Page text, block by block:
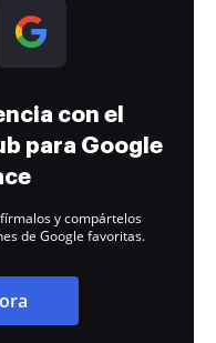
con el
para Google
y compártelos
de Google favoritas.